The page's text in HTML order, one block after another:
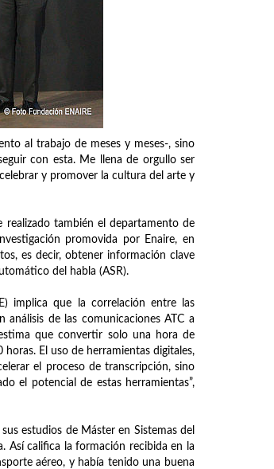
al trabajo de meses y meses-, sino
con esta. Me llena de orgullo ser
y promover la cultura del arte y
realizado también el departamento de
promovida por Enaire, en
es decir, obtener información clave
del habla (ASR).
implica que la correlación entre las
análisis de las comunicaciones ATC a
que convertir solo una hora de
El uso de herramientas digitales,
el proceso de transcripción, sino
el potencial de estas herramientas”,
estudios de Máster en Sistemas del
Así califica la formación recibida en la
aéreo, y había tenido una buena